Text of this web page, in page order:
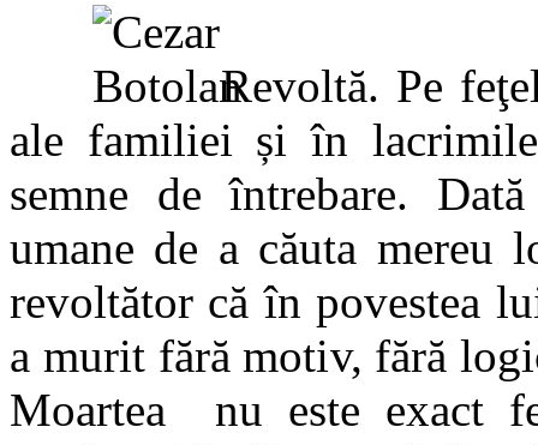
Revoltă. Pe
ale familiei și în
semne de întrebare.
umane de a căuta
revoltător că în povestea
a murit fără motiv, fără
Moartea nu este exact